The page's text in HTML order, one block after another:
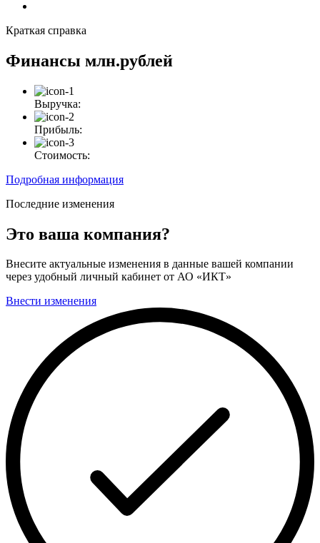
Краткая справка
Финансы млн.рублей
Выручка:
Прибыль:
Стоимость:
Подробная информация
Последние изменения
Это ваша компания?
Внесите актуальные изменения в данные вашей компании
через удобный личный кабинет от АО «ИКТ»
Внести изменения